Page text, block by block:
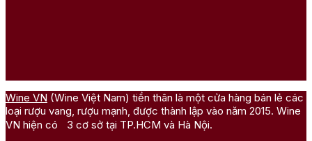
Wine VN (Wine Việt Nam) tiền thân là một cửa hàng bán lẻ các
loại rượu vang, rượu mạnh, được thành lập vào năm 2015. Wine
VN hiện có 3 cơ sở tại TP.HCM và Hà Nội.